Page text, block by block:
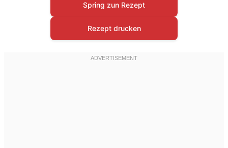
Spring zun Rezept
Rezept drucken